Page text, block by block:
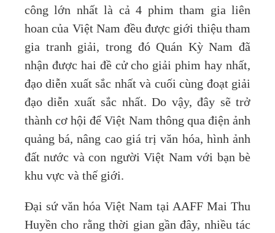
công lớn nhất là cả 4 phim tham gia liên
hoan của Việt Nam đều được giới thiệu tham
gia tranh giải, trong đó Quán Kỳ Nam đã
nhận được hai đề cử cho giải phim hay nhất,
đạo diễn xuất sắc nhất và cuối cùng đoạt giải
đạo diễn xuất sắc nhất. Do vậy, đây sẽ trở
thành cơ hội để Việt Nam thông qua điện ảnh
quảng bá, nâng cao giá trị văn hóa, hình ảnh
đất nước và con người Việt Nam với bạn bè
khu vực và thế giới.
Đại sứ văn hóa Việt Nam tại AAFF Mai Thu
Huyền cho rằng thời gian gần đây, nhiều tác